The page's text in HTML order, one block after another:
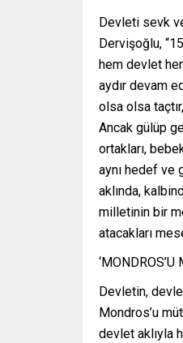
Devleti sevk
Dervişoğlu,
hem devlet
aydır devam
olsa olsa
Ancak gülüp
ortakları,
aynı hedef ve
aklında,
milletinin bir
atacakları
Devletin,
Mondros’u
devlet aklıyla